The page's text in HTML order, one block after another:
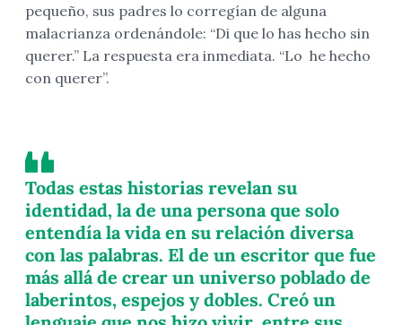
pequeño, sus padres lo corregían de alguna
malacrianza ordenándole: “Di que lo has hecho sin
querer.” La respuesta era inmediata. “Lo he hecho
con querer”.
Todas estas historias revelan su
identidad, la de una persona que solo
entendía la vida en su relación diversa
con las palabras. El de un escritor que fue
más allá de crear un universo poblado de
laberintos, espejos y dobles. Creó un